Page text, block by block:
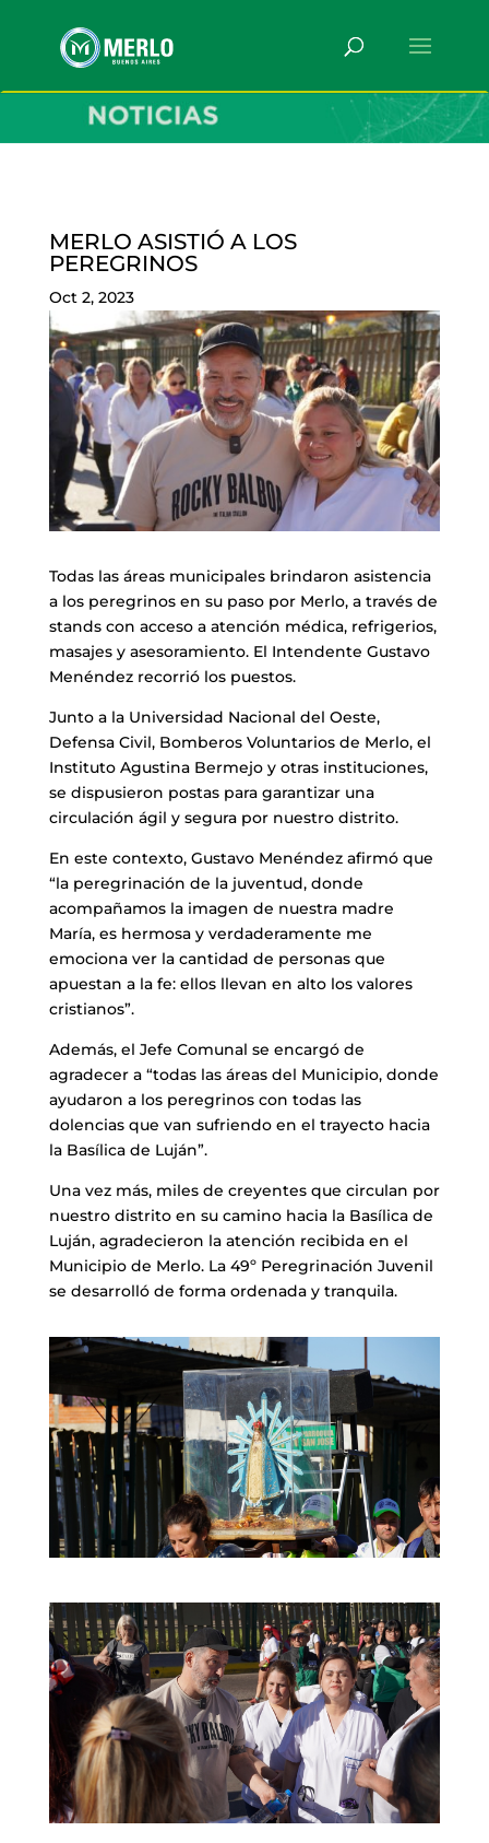
MERLO ASISTIÓ A LOS
PEREGRINOS
Oct 2, 2023
Todas las áreas municipales brindaron asistencia
a los peregrinos en su paso por Merlo, a través de
stands con acceso a atención médica, refrigerios,
masajes y asesoramiento. El Intendente Gustavo
Menéndez recorrió los puestos.
Junto a la Universidad Nacional del Oeste,
Defensa Civil, Bomberos Voluntarios de Merlo, el
Instituto Agustina Bermejo y otras instituciones,
se dispusieron postas para garantizar una
circulación ágil y segura por nuestro distrito.
En este contexto, Gustavo Menéndez afirmó que
“la peregrinación de la juventud, donde
acompañamos la imagen de nuestra madre
María, es hermosa y verdaderamente me
emociona ver la cantidad de personas que
apuestan a la fe: ellos llevan en alto los valores
cristianos”.
Además, el Jefe Comunal se encargó de
agradecer a “todas las áreas del Municipio, donde
ayudaron a los peregrinos con todas las
dolencias que van sufriendo en el trayecto hacia
la Basílica de Luján”.
Una vez más, miles de creyentes que circulan por
nuestro distrito en su camino hacia la Basílica de
Luján, agradecieron la atención recibida en el
Municipio de Merlo. La 49º Peregrinación Juvenil
se desarrolló de forma ordenada y tranquila.